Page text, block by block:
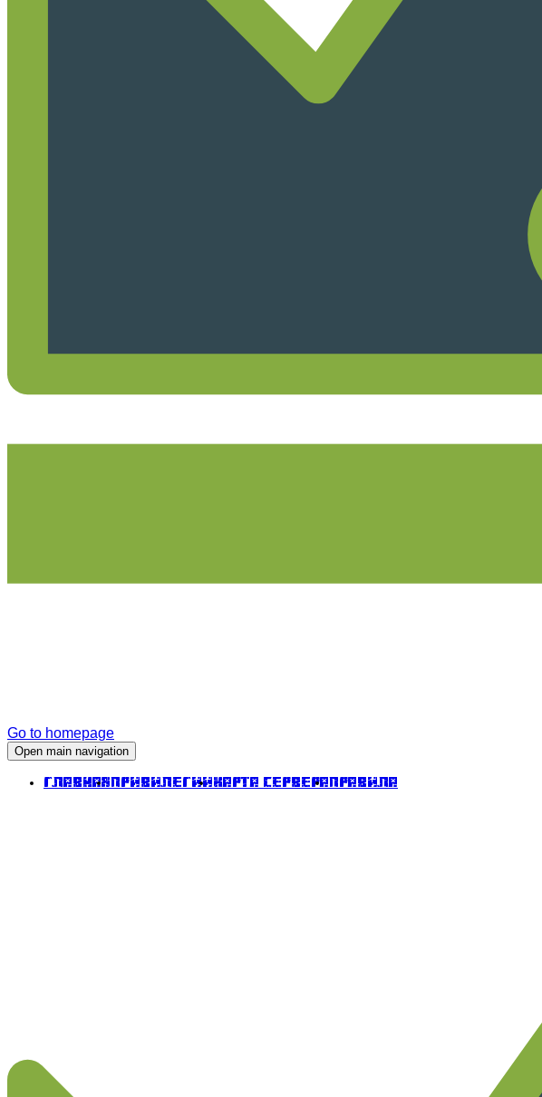
Go to homepage
Open main navigation
ГлавнаяПривилегииКарта сервераПравила